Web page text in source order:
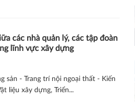
các nhà quản lý, các tập đoàn
lĩnh vực xây dựng
sản - Trang trí nội ngoại thất - Kiến
liệu xây dựng, Triển...